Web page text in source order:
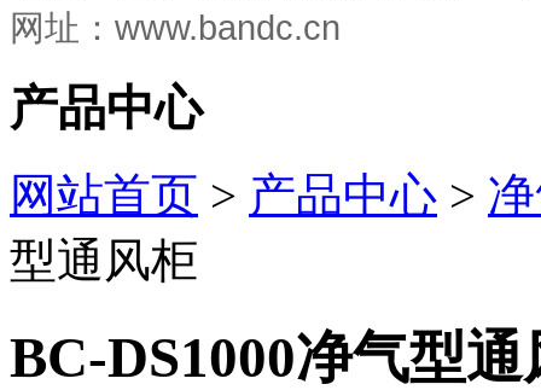
网址：www.bandc.cn
产品中心
网站首页 > 产品中心 >
型通风柜
BC-DS1000净气型通